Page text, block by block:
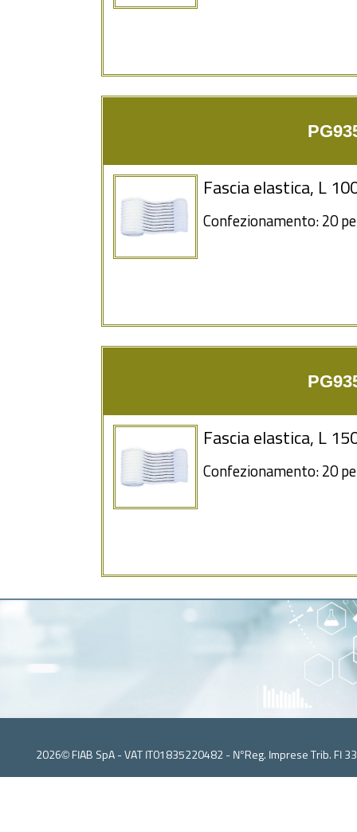
Fascia elastica, L
Confezionamento: 20
Fascia elastica, L
Confezionamento: 20
2026© FIAB SpA - VAT IT01835220482 - N°Reg. Imprese Trib. FI